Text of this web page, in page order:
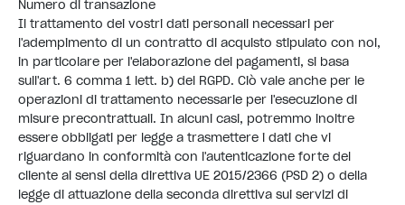
Numero di transazione
Il trattamento dei vostri dati personali necessari per
l'adempimento di un contratto di acquisto stipulato con noi,
in particolare per l'elaborazione dei pagamenti, si basa
sull'art. 6 comma 1 lett. b) del RGPD. Ciò vale anche per le
operazioni di trattamento necessarie per l'esecuzione di
misure precontrattuali. In alcuni casi, potremmo inoltre
essere obbligati per legge a trasmettere i dati che vi
riguardano in conformità con l'autenticazione forte del
cliente ai sensi della direttiva UE 2015/2366 (PSD 2) o della
legge di attuazione della seconda direttiva sui servizi di